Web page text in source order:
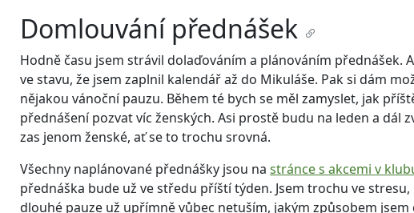
Domlouvání přednášek
Hodně času jsem strávil dolaďováním a plánováním přednášek.
ve stavu, že jsem zaplnil kalendář až do Mikuláše. Pak si dám
nějakou vánoční pauzu. Během té bych se měl zamyslet, jak
přednášení pozvat víc ženských. Asi prostě budu na leden a dál
zas jenom ženské, ať se to trochu srovná.
Všechny naplánované přednášky jsou na stránce s akcemi v
přednáška bude už ve středu příští týden. Jsem trochu ve
dlouhé pauze už upřímně vůbec netuším, jakým způsobem jsem